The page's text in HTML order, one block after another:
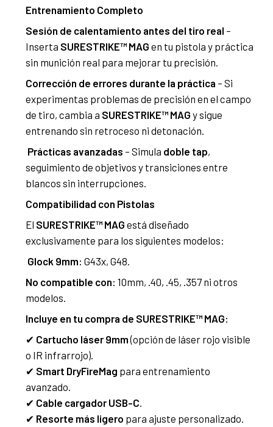
Entrenamiento Completo
Sesión de calentamiento antes del tiro real –
Inserta SURESTRIKE™ MAG en tu pistola y práctica
sin munición real para mejorar tu precisión.
Corrección de errores durante la práctica – Si
experimentas problemas de precisión en el campo
de tiro, cambia a SURESTRIKE™ MAG y sigue
entrenando sin retroceso ni detonación.
Prácticas avanzadas – Simula doble tap,
seguimiento de objetivos y transiciones entre
blancos sin interrupciones.
Compatibilidad con Pistolas
El SURESTRIKE™ MAG está diseñado
exclusivamente para los siguientes modelos:
Glock 9mm: G43x, G48.
No compatible con: 10mm, .40, .45, .357 ni otros
modelos.
Incluye en tu compra de SURESTRIKE™ MAG:
✔ Cartucho láser 9mm(opción de láser rojo visible
o IR infrarrojo).
✔ Smart DryFireMag para entrenamiento
avanzado.
✔ Cable cargador USB-C
✔ Resorte más ligero para ajuste personalizado.